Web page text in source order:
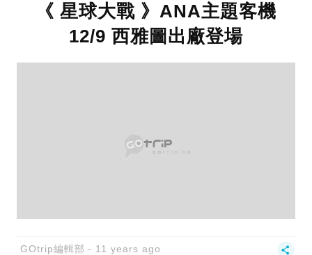
《 星球大戰 》ANA主題客機
12/9 西雅圖出廠登場
GOtrip編輯部 11 years ago